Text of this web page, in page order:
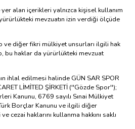
alan içerikleri yalnızca kişisel kullanım
mevzuatın izin verdiği ölçüde
ve diğer fikri mülkiyet unsurları ilgili hak
bu haklar da yürürlükteki mevzuat
ihlal edilmesi halinde GÜN SAR SPOR
LİMİTED ŞİRKETİ (''Gözde Spor'');
Kanunu, 6769 sayılı Sınai Mülkiyet
Borçlar Kanunu ve ilgili diğer
cezai haklarını kullanma hakkını saklı